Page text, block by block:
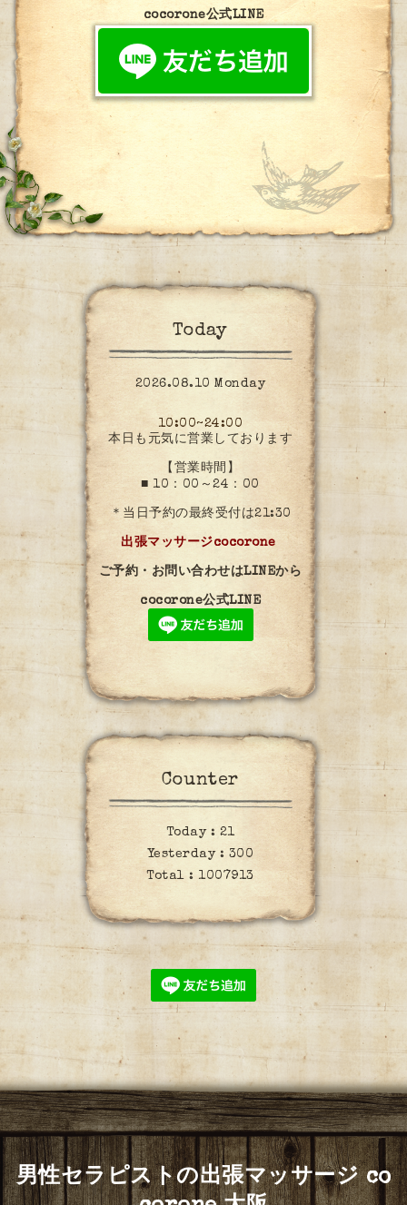
cocorone公式LINE
Today
2026.08.10 Monday
10:00~24:00
本日も元気に営業しております
【営業時間】
■ 10：00～24：00
＊当日予約の最終受付は21:30
出張マッサージcocorone
ご予約・お問い合わせはLINEから
cocorone公式LINE
Counter
Today : 21
Yesterday : 300
Total :1007913
男性セラピストの出張マッサージ co